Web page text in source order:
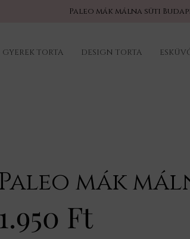
Paleo mák málna süti
GYEREK TORTA DESIGN TORTA
Paleo mák
1.950 Ft